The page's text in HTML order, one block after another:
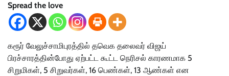
Spread the love
கரூர் வேலுச்சாமிபுரத்தில் தவெக தலைவர் விஜய்
பிரச்சாரத்தின்போது ஏற்பட்ட கூட்ட நெரிசல் காரணமாக 5
சிறுமிகள், 5 சிறுவர்கள், 16 பெண்கள், 13 ஆண்கள் என